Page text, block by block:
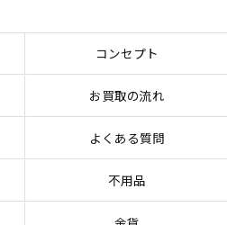
コンセプト
お買取の流れ
よくある質問
不用品